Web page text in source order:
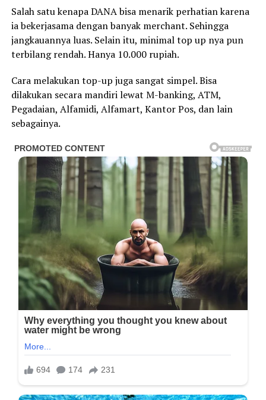
Salah satu kenapa DANA bisa menarik perhatian karena
ia bekerjasama dengan banyak merchant. Sehingga
jangkauannya luas. Selain itu, minimal top up nya pun
terbilang rendah. Hanya 10.000 rupiah.
Cara melakukan top-up juga sangat simpel. Bisa
dilakukan secara mandiri lewat M-banking, ATM,
Pegadaian, Alfamidi, Alfamart, Kantor Pos, dan lain
sebagainya.